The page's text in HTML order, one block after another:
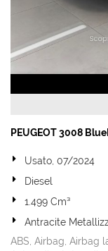
PEUGEOT 3008
Usato, 07/2024
Diesel
1.499 Cm³
Antracite
ABS, Airbag, Airbag